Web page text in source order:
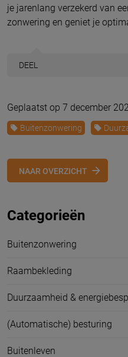
je jarenlang verzekerd van
zonwering en geniet je
DEEL
Geplaatst op 7 december
Buitenzonwering
NAAR OVERZICHT
Categorieën
Buitenzonwering
Raambekleding
Duurzaamheid &
(Automatische) besturing
Buitenleven